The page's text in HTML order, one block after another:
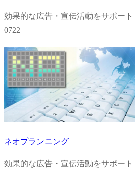
効果的な広告・宣伝活動をサポート
0722
ネオプランニング
効果的な広告・宣伝活動をサポート